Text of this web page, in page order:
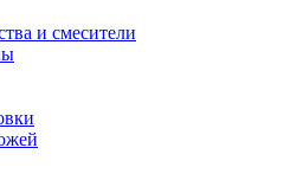
и смесители